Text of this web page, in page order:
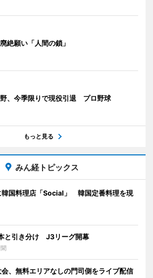
絶願い「人間の鎖」
、今季限りで現役引退 プロ野球
もっと見る
みん経トピックス
韓国料理店「Social」 韓国定番料理を現
と引き分け J3リーグ開幕
、無料エリアなしの門司側をライブ配信